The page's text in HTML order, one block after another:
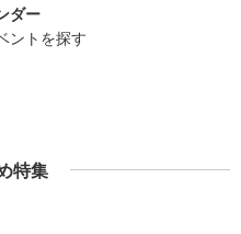
ダー
ントを探す
特集